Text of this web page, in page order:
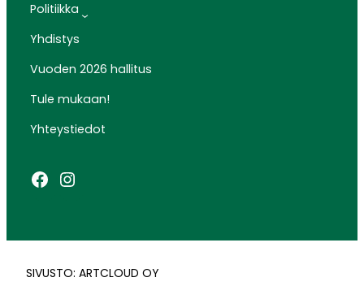
Politiikka
Yhdistys
Vuoden 2026 hallitus
Tule mukaan!
Yhteystiedot
Facebook
Instagram
SIVUSTO: ARTCLOUD OY